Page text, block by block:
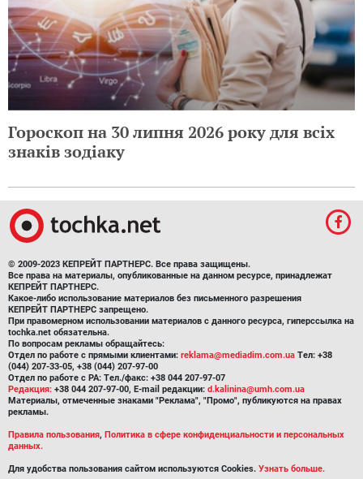
Гороскоп на 30 липня 2026 року для всіх
знаків зодіаку
© 2009-2023 КЕПРЕЙТ ПАРТНЕРС. Все права защищены.
Все права на материалы, опубликованные на данном ресурсе, принадлежат
КЕПРЕЙТ ПАРТНЕРС.
Какое-либо использование материалов без письменного разрешения
КЕПРЕЙТ ПАРТНЕРС запрещено.
При правомерном использовании материалов с данного ресурса, гиперссылка на
tochka.net обязательна.
По вопросам рекламы обращайтесь:
Отдел по работе с прямыми клиентами: reklama@mediadim.com.ua Тел: +38
(044) 207-33-05, +38 (044) 207-97-00
Отдел по работе с РА: Тел./факс: +38 044 207-97-07
Редакция: +38 044 207-97-00, E-mail редакции: d.kalinina@umh.com.ua
Материалы, отмеченные знаками "Реклама", "Промо", публикуются на правах
рекламы.
Правила пользования, Политика в сфере конфиденциальности и персональных
данных.
Для удобства пользования сайтом используются Cookies. Узнать больше.